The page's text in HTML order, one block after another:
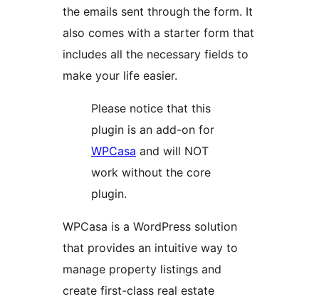
the emails sent through the form. It
also comes with a starter form that
includes all the necessary fields to
make your life easier.
Please notice that this
plugin is an add-on for
WPCasa and will NOT
work without the core
plugin.
WPCasa is a WordPress solution
that provides an intuitive way to
manage property listings and
create first-class real estate